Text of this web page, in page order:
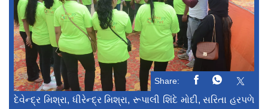
Share:
દેવેન્દ્ર મિશ્રા, ધીરેન્દ્ર મિશ્રા, રૂપાલી શિંદે મોદી, સરિતા હરપળે